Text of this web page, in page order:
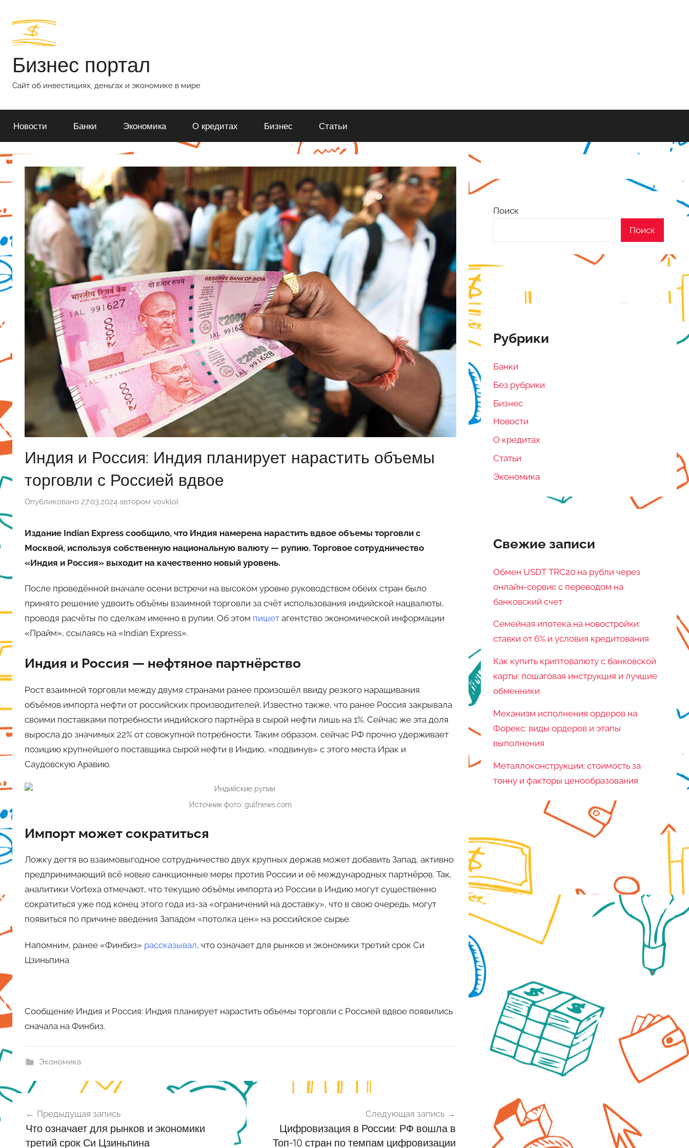
содержимому
Бизнес портал
Сайт об инвестициях, деньгах и экономике в мире
Новости Банки Экономика О кредитах Бизнес Статьи
Индия и Россия: Индия планирует нарастить объемы
торговли с Россией вдвое
Опубликовано 27.03.2024 автором vovklol
Издание Indian Express сообщило, что Индия намерена нарастить вдвое объемы торговли с
Москвой, используя собственную национальную валюту — рупию. Торговое сотрудничество
«Индия и Россия» выходит на качественно новый уровень.
После проведённой вначале осени встречи на высоком уровне руководством обеих стран было
принято решение удвоить объёмы взаимной торговли за счёт использования индийской нацвалюты,
проводя расчёты по сделкам именно в рупии. Об этом пишет агентство экономической информации
«Прайм», ссылаясь на «Indian Express».
Индия и Россия — нефтяное партнёрство
Рост взаимной торговли между двумя странами ранее произошёл ввиду резкого наращивания
объёмов импорта нефти от российских производителей. Известно также, что ранее Россия закрывала
своими поставками потребности индийского партнёра в сырой нефти лишь на 1%. Сейчас же эта доля
выросла до значимых 22% от совокупной потребности. Таким образом, сейчас РФ прочно удерживает
позицию крупнейшего поставщика сырой нефти в Индию, «подвинув» с этого места Ирак и
Саудовскую Аравию.
Источник фото: gulfnews.com
Импорт может сократиться
Ложку дегтя во взаимовыгодное сотрудничество двух крупных держав может добавить Запад, активно
предпринимающий всё новые санкционные меры против России и её международных партнёров. Так,
аналитики Vortexa отмечают, что текущие объёмы импорта из России в Индию могут существенно
сократиться уже под конец этого года из-за «ограничений на доставку», что в свою очередь, могут
появиться по причине введения Западом «потолка цен» на российское сырье.
Напомним, ранее «Финбиз» рассказывал, что означает для рынков и экономики третий срок Си
Цзиньпина
Сообщение Индия и Россия: Индия планирует нарастить объемы торговли с Россией вдвое появились
сначала на Финбиз.
Экономика
Навигация
по
записям
Предыдущая запись
Что означает для рынков и экономики
третий срок Си Цзиньпина
Следующая запись
Цифровизация в России: РФ вошла в
Топ-10 стран по темпам цифровизации
Поиск
Поиск
Рубрики
Банки
Без рубрики
Бизнес
Новости
О кредитах
Статьи
Экономика
Свежие записи
Обмен USDT TRC20 на рубли через
онлайн-сервис с переводом на
банковский счет
Семейная ипотека на новостройки:
ставки от 6% и условия кредитования
Как купить криптовалюту с банковской
карты: пошаговая инструкция и лучшие
обменники
Механизм исполнения ордеров на
Форекс: виды ордеров и этапы
выполнения
Металлоконструкции: стоимость за
тонну и факторы ценообразования